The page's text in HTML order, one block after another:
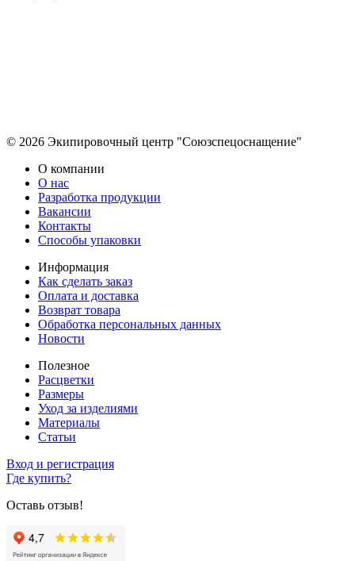
© 2026 Экипировочный центр "Союзспецоснащение"
О компании
О нас
Разработка продукции
Вакансии
Контакты
Способы упаковки
Информация
Как сделать заказ
Оплата и доставка
Возврат товара
Обработка персональных данных
Новости
Полезное
Расцветки
Размеры
Уход за изделиями
Материалы
Статьи
Вход и регистрация
Где купить?
Оставь отзыв!